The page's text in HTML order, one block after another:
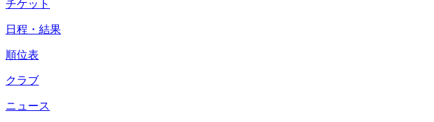
チケット
日程・結果
順位表
クラブ
ニュース